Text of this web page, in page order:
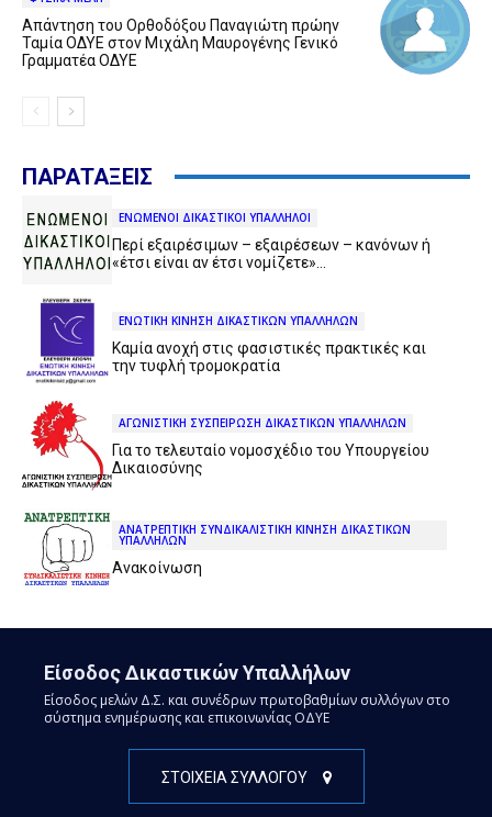
Απάντηση του Ορθοδόξου Παναγιώτη πρώην
Ταμία ΟΔΥΕ στον Μιχάλη Μαυρογένης Γενικό
Γραμματέα ΟΔΥΕ
ΠΑΡΑΤΑΞΕΙΣ
ΕΝΩΜΕΝΟΙ ΔΙΚΑΣΤΙΚΟΙ ΥΠΑΛΛΗΛΟΙ
Περί εξαιρέσιμων – εξαιρέσεων – κανόνων ή
«έτσι είναι αν έτσι νομίζετε»…
ΕΝΩΤΙΚΗ ΚΙΝΗΣΗ ΔΙΚΑΣΤΙΚΩΝ ΥΠΑΛΛΗΛΩΝ
Καμία ανοχή στις φασιστικές πρακτικές και
την τυφλή τρομοκρατία
ΑΓΩΝΙΣΤΙΚΗ ΣΥΣΠΕΙΡΩΣΗ ΔΙΚΑΣΤΙΚΩΝ ΥΠΑΛΛΗΛΩΝ
Για το τελευταίο νομοσχέδιο του Υπουργείου
Δικαιοσύνης
ΑΝΑΤΡΕΠΤΙΚΗ ΣΥΝΔΙΚΑΛΙΣΤΙΚΗ ΚΙΝΗΣΗ ΔΙΚΑΣΤΙΚΩΝ
ΥΠΑΛΛΗΛΩΝ
Ανακοίνωση
Είσοδος Δικαστικών Υπαλλήλων
Είσοδος μελών Δ.Σ. και συνέδρων πρωτοβαθμίων συλλόγων στο
σύστημα ενημέρωσης και επικοινωνίας ΟΔΥΕ
ΣΤΟΙΧΕΙΑ ΣΥΛΛΟΓΟΥ